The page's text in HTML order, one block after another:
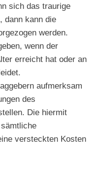
sich das traurige
dann kann die
werden.
wenn der
erreicht hat oder an
aufmerksam
des
Die hiermit
versteckten Kosten